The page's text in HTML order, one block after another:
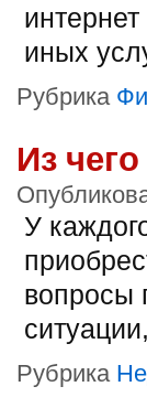
иных
Рубрика
Из
У
вопросы
Рубрика